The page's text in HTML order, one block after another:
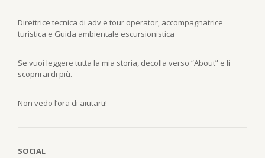
Direttrice tecnica di adv e tour operator, accompagnatrice
turistica e Guida ambientale escursionistica
Se vuoi leggere tutta la mia storia, decolla verso “About” e li
scoprirai di più.
Non vedo l’ora di aiutarti!
SOCIAL